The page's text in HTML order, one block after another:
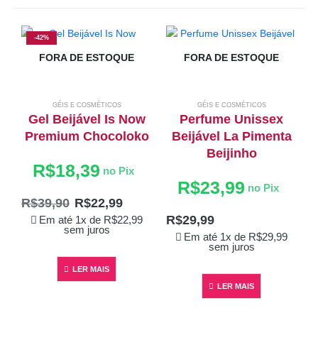
-42%
FORA DE ESTOQUE
GÉIS E COSMÉTICOS
Gel Beijável Is Now
Premium Chocoloko
R$39,90 R$22,99
Em até 1x de R$22,99
sem juros
R$18,39 no Pix
LER MAIS
FORA DE ESTOQUE
GÉIS E COSMÉTICOS
Perfume Unissex
Beijável La Pimenta
Beijinho
R$29,99
Em até 1x de R$29,99
sem juros
R$23,99 no Pix
LER MAIS